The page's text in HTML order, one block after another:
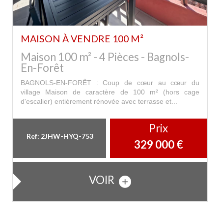
MAISON À VENDRE 100 M²
Maison 100 m² - 4 Pièces - Bagnols-
En-Forêt
BAGNOLS-EN-FORÊT : Coup de cœur au cœur du
village Maison de caractère de 100 m² (hors cage
d'escalier) entièrement rénovée avec terrasse et...
Ref: 2JHW-HYQ-753
Prix
329 000 €
VOIR